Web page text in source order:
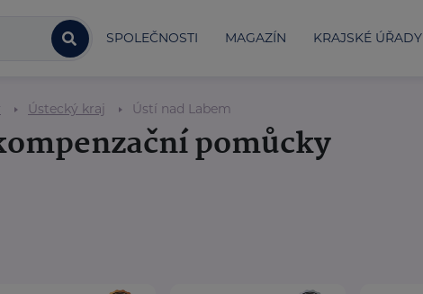
SPOLEČNOSTI MAGAZÍN KRAJSKÉ ÚŘADY
Ústecký kraj Ústí nad Labem
pomůcky